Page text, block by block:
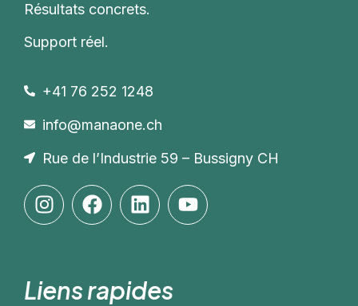
Résultats concrets.
Support réel.
+41 76 252 1248
info@manaone.ch
Rue de l’Industrie 59 – Bussigny CH
Liens rapides